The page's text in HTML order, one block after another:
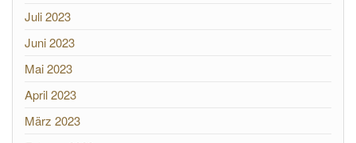
Juli 2023
Juni 2023
Mai 2023
April 2023
März 2023